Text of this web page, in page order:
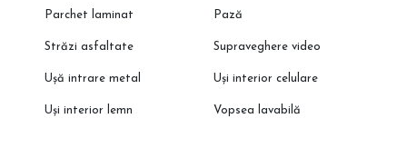
Parchet laminat Pază
Străzi asfaltate Supraveghere video
Ușă intrare metal Uși interior celulare
Uși interior lemn Vopsea lavabilă